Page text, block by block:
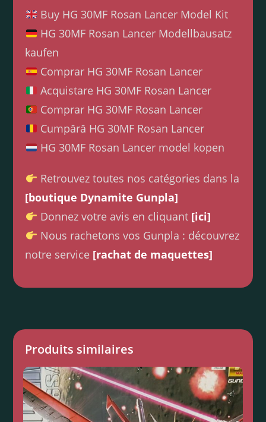
Buy HG 30MF Rosan Lancer Model Kit
HG 30MF Rosan Lancer Modellbausatz
kaufen
Comprar HG 30MF Rosan Lancer
Acquistare HG 30MF Rosan Lancer
Comprar HG 30MF Rosan Lancer
Cumpără HG 30MF Rosan Lancer
HG 30MF Rosan Lancer model kopen
Retrouvez toutes nos catégories dans la
[boutique Dynamite Gunpla]
Donnez votre avis en cliquant [ici]
Nous rachetons vos Gunpla : découvrez
notre service [rachat de maquettes]
Produits similaires